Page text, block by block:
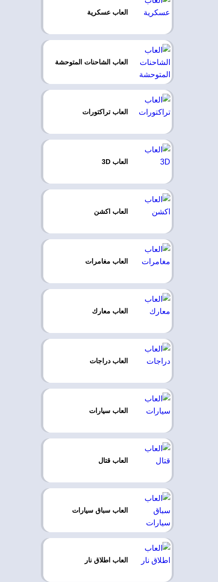
العاب عسكرية
العاب الشاحنات المتوحشة
العاب تراكتورات
العاب 3D
العاب اكشن
العاب مغامرات
العاب معارك
العاب دراجات
العاب سيارات
العاب قتال
العاب سباق سيارات
العاب اطلاق نار